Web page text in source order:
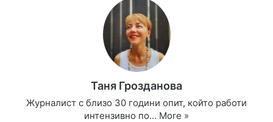
Таня Грозданова
Журналист с близо 30 години опит, който работи
интензивно по… More »